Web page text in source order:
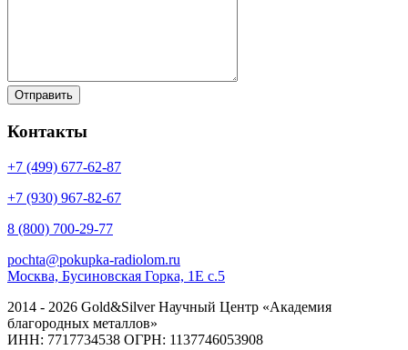
Контакты
+7 (499) 677-62-87
+7 (930) 967-82-67
8 (800) 700-29-77
pochta@pokupka-radiolom.ru
Москва, Бусиновская Горка, 1Е с.5
2014 - 2026 Gold&Silver Научный Центр «Академия
благородных металлов»
ИНН: 7717734538 ОГРН: 1137746053908